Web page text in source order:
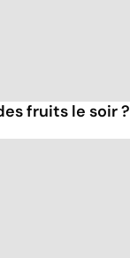
fruits le soir ?